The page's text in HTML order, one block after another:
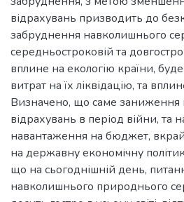
відрахувань призводить до
забруднення навколишнього
середньостроковій та
вплине на екологію країни,
витрат на їх ліквідацію, та
Визначено, що саме заниження
відрахувань в період війни, та
навантаження на бюджет,
на державну економічну
що на сьогоднішній день,
навколишнього природнього